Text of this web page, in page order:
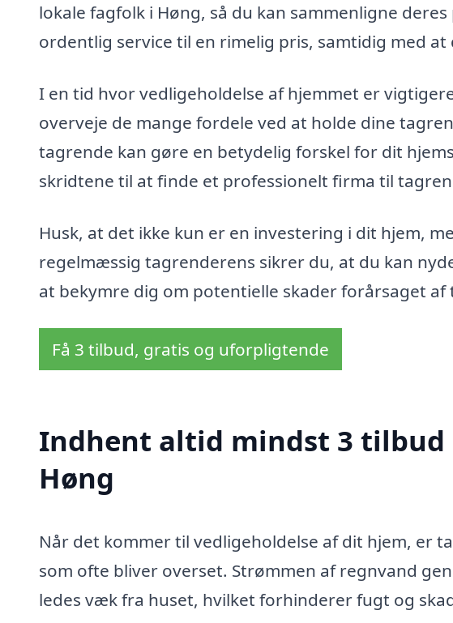
lokale fagfolk i Høng, så du kan sammenligne
ordentlig service til en rimelig pris, samtidig med
I en tid hvor vedligeholdelse af hjemmet er
overveje de mange fordele ved at holde dine
tagrende kan gøre en betydelig forskel for dit
skridtene til at finde et professionelt firma til
Husk, at det ikke kun er en investering i dit hjem,
regelmæssig tagrenderens sikrer du, at du kan
at bekymre dig om potentielle skader forårsaget
Få 3 tilbud, gratis og uforpligtende
Indhent altid mindst 3 tilbud
Høng
Når det kommer til vedligeholdelse af dit hjem, er
som ofte bliver overset. Strømmen af regnvand
ledes væk fra huset, hvilket forhinderer fugt og